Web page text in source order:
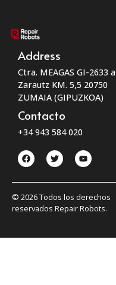
Address
Ctra. MEAGAS GI-2633 a
Zarautz KM. 5,5 20750
ZUMAIA (GIPUZKOA)
Contacto
+34 943 584 020
© 2026 Todos los derechos
reservados Repair Robots.